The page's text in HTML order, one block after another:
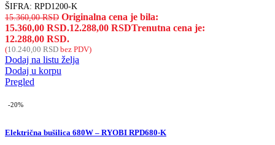
ŠIFRA: RPD1200-K
15.360,00RSD Originalna cena je bila:
15.360,00 RSD.12.288,00 RSDTrenutna cena je:
12.288,00 RSD.
(10.240,00 RSD bez PDV)
Dodaj na listu želja
Dodaj u korpu
Pregled
-20%
Električna bušilica 680W – RYOBI RPD680-K